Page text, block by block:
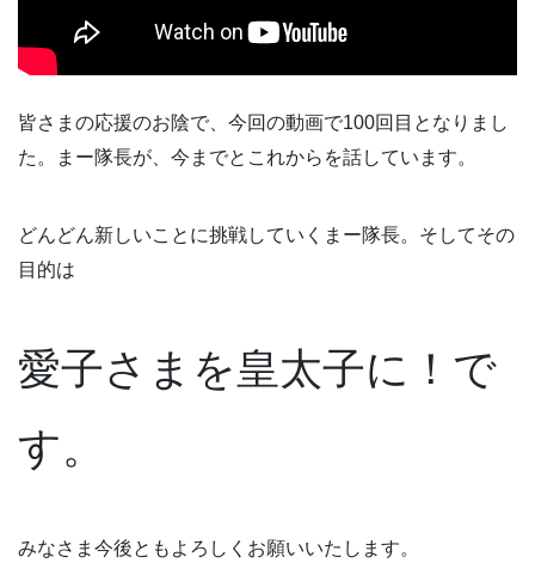
皆さまの応援のお陰で、今回の動画で100回目となりまし
た。まー隊長が、今までとこれからを話しています。
どんどん新しいことに挑戦していくまー隊長。そしてその
目的は
愛子さまを皇太子に！で
す。
みなさま今後ともよろしくお願いいたします。